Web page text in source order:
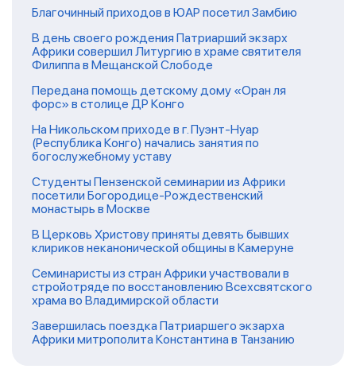
Благочинный приходов в ЮАР посетил Замбию
В день своего рождения Патриарший экзарх
Африки совершил Литургию в храме святителя
Филиппа в Мещанской Слободе
Передана помощь детскому дому «Оран ля
форс» в столице ДР Конго
На Никольском приходе в г. Пуэнт-Нуар
(Республика Конго) начались занятия по
богослужебному уставу
Студенты Пензенской семинарии из Африки
посетили Богородице-Рождественский
монастырь в Москве
В Церковь Христову приняты девять бывших
клириков неканонической общины в Камеруне
Семинаристы из стран Африки участвовали в
стройотряде по восстановлению Всехсвятского
храма во Владимирской области
Завершилась поездка Патриаршего экзарха
Африки митрополита Константина в Танзанию